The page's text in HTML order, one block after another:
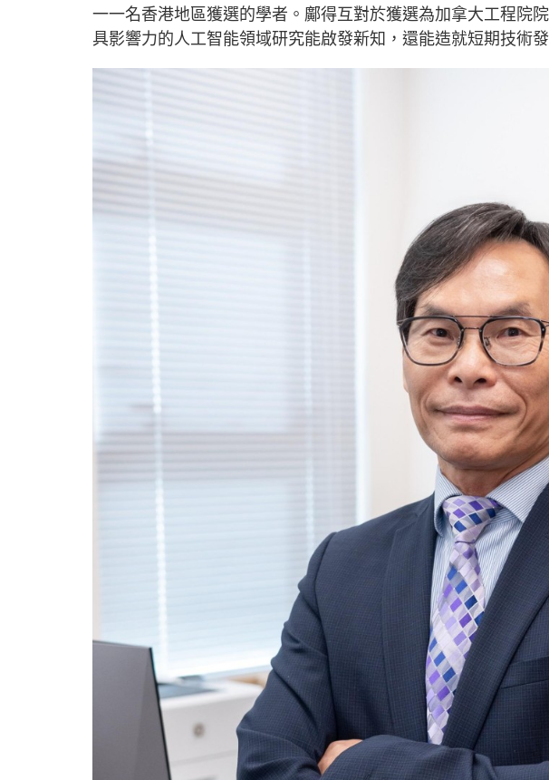
一一名香港地區獲選的學者。鄺得互對於獲選為加拿大工程院
具影響力的人工智能領域研究能啟發新知，還能造就短期技術